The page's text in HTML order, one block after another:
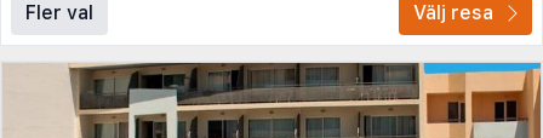
Fler val Välj resa